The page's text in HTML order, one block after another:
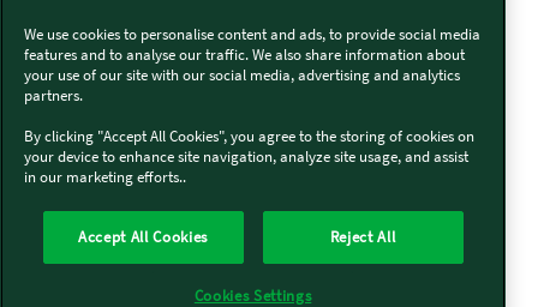
We use cookies to personalise content and ads, to provide social media
features and to analyse our traffic. We also share information about
your use of our site with our social media, advertising and analytics
partners.
By clicking "Accept All Cookies", you agree to the storing of cookies on
your device to enhance site navigation, analyze site usage, and assist
in our marketing efforts..
Accept All Cookies Reject All
Cookies Settings